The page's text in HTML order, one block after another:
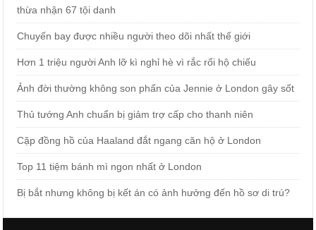
thừa nhận 67 tội danh
Chuyến bay được nhiều người theo dõi nhất thế giới
Hơn 1 triệu người Anh lỡ kì nghỉ hè vì rắc rối hộ chiếu
Ảnh đời thường không son phấn của Jennie ở London gây sốt
Thủ tướng Anh chuẩn bị giảm trợ cấp cho thanh niên
Cặp đồng hồ của Haaland đắt ngang căn hộ ở London
Top 11 tiệm bánh mì ngon nhất ở London
Bị bắt nhưng không bị kết án có ảnh hưởng đến hồ sơ di trú?